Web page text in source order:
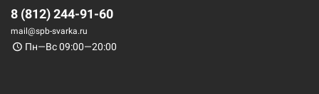
8 (812) 244-91-60
mail@spb-svarka.ru
Пн—Вс 09:00—20:00